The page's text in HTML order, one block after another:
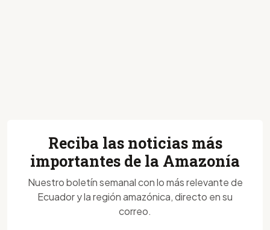
Reciba las noticias más
importantes de la Amazonía
Nuestro boletín semanal con lo más relevante de
Ecuador y la región amazónica, directo en su
correo.